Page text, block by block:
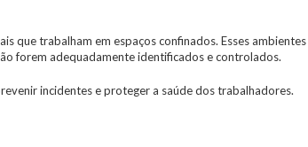
que trabalham em espaços confinados. Esses ambientes
forem adequadamente identificados e controlados.
incidentes e proteger a saúde dos trabalhadores.